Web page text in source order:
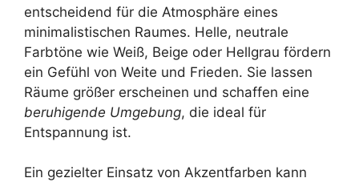
entscheidend für die Atmosphäre eines
minimalistischen Raumes. Helle, neutrale
Farbtöne wie Weiß, Beige oder Hellgrau fördern
ein Gefühl von Weite und Frieden. Sie lassen
Räume größer erscheinen und schaffen eine
beruhigende Umgebung, die ideal für
Entspannung ist.
Ein gezielter Einsatz von Akzentfarben kann